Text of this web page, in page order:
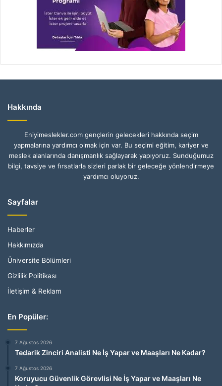
Hakkında
Eniyimeslekler.com gençlerin gelecekleri hakkında seçim
yapmalarına yardımcı olmak için var. Bu seçimi eğitim, kariyer ve
meslek alanlarında danışmanlık sağlayarak yapıyoruz. Sunduğumuz
bilgi, tavsiye ve fırsatlarla sizleri parlak bir geleceğe yönlendirmeye
yardımcı oluyoruz.
Sayfalar
Haberler
Hakkımızda
Üniversite Bölümleri
Gizlilik Politikası
İletişim & Reklam
En Popüler:
7 Ağustos 2026
Tedarik Zinciri Analisti Ne İş Yapar ve Maaşları Ne Kadar?
7 Ağustos 2026
Koruyucu Güvenlik Görevlisi Ne İş Yapar ve Maaşları Ne